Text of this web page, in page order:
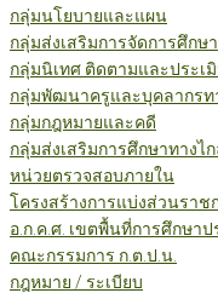
กลุ่มนโยบายและแผน
กลุ่มส่งเสริมการจัดการศึกษา
กลุ่มนิเทศ ติดตามและประเ
กลุ่มพัฒนาครูและบุคลากรท
กลุ่มกฎหมายและคดี
กลุ่มส่งเสริมการศึกษาทางไ
หน่วยตรวจสอบภายใน
โครงสร้างการแบ่งส่วนราช
อ.ก.ค.ศ. เขตพื้นที่การศึกษาป
คณะกรรมการ ก.ต.ป.น.
กฎหมาย / ระเบียบ